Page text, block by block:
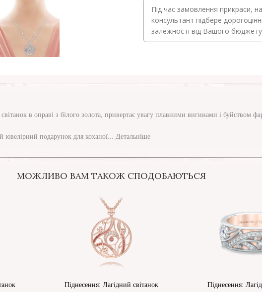
Під час замовлення прикраси,
консультант підбере
залежності від Вашого
в оправі з білого золота, привертає увагу плавними вигинами і буйством
подарунок для коханої... Детальніше
МОЖЛИВО ВАМ ТАКОЖ СПОДОБАЮТЬСЯ
Піднесення: Лагідний світанок Піднесення: